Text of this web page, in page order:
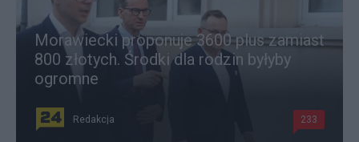
Morawiecki proponuje 3600 plus zamiast
800 złotych. Środki dla rodzin byłyby
ogromne
Redakcja 233